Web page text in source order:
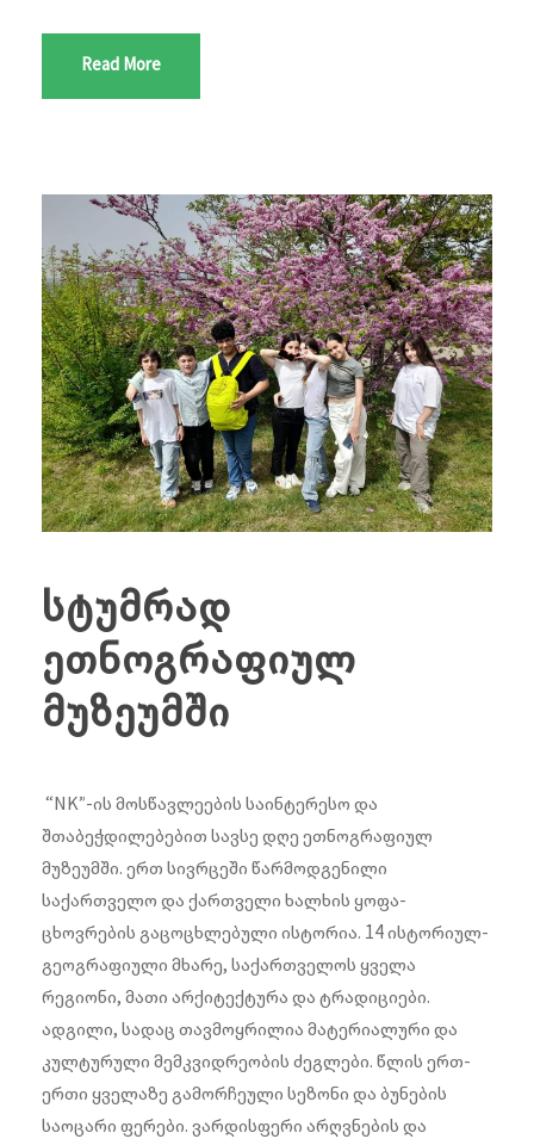
Read More
სტუმრად
ეთნოგრაფიულ
მუზეუმში
“NK”-ის მოსწავლეების საინტერესო და
შთაბეჭდილებებით სავსე დღე ეთნოგრაფიულ
მუზეუმში. ერთ სივრცეში წარმოდგენილი
საქართველო და ქართველი ხალხის ყოფა-
ცხოვრების გაცოცხლებული ისტორია. 14 ისტორიულ-
გეოგრაფიული მხარე, საქართველოს ყველა
რეგიონი, მათი არქიტექტურა და ტრადიციები.
ადგილი, სადაც თავმოყრილია მატერიალური და
კულტურული მემკვიდრეობის ძეგლები. წლის ერთ-
ერთი ყველაზე გამორჩეული სეზონი და ბუნების
საოცარი ფერები. ვარდისფერი არღვნების და